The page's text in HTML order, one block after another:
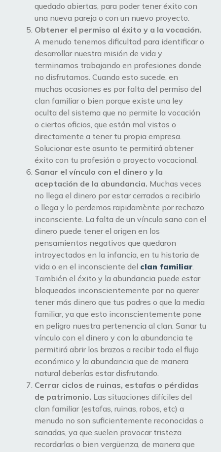
quedado abiertas, para poder tener éxito con
una nueva pareja o con un nuevo proyecto.
Obtener el permiso al éxito y a la vocación.
A menudo tenemos dificultad para identificar o
desarrollar nuestra misión de vida y
terminamos trabajando en profesiones donde
no disfrutamos. Cuando esto sucede, en
muchas ocasiones es por falta del permiso del
clan familiar o bien porque existe una ley
oculta del sistema que no permite la vocación
o ciertos oficios, que están mal vistos o
directamente a tener tu propia empresa.
Solucionar este asunto te permitirá obtener
éxito con tu profesión o proyecto vocacional.
Sanar el vínculo con el dinero y la
aceptación de la abundancia. Muchas veces
no llega el dinero por estar cerrados a recibirlo
o llega y lo perdemos rapidamènte por rechazo
inconsciente. La falta de un vínculo sano con el
dinero puede tener el origen en los
pensamientos negativos que quedaron
introyectados en la infancia, en tu historia de
vida o en el inconsciente del clan familiar
También el éxito y la abundancia puede estar
bloqueados inconscientemente por no querer
tener más dinero que tus padres o que la media
familiar, ya que esto inconscientemente pone
en peligro nuestra pertenencia al clan. Sanar tu
vínculo con el dinero y con la abundancia te
permitirá abrir los brazos a recibir todo el flujo
económico y la abundancia que de manera
natural deberías estar disfrutando.
Cerrar ciclos de ruinas, estafas o pérdidas
de patrimonio. Las situaciones difíciles del
clan familiar (estafas, ruinas, robos, etc) a
menudo no son suficientemente reconocidas o
sanadas, ya que suelen provocar tristeza
recordarlas o bien vergüenza, de manera que